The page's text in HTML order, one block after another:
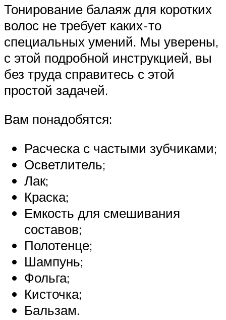
Тонирование балаяж для коротких
волос не требует каких-то
специальных умений. Мы уверены,
с этой подробной инструкцией, вы
без труда справитесь с этой
простой задачей.
Вам понадобятся:
Расческа с частыми зубчиками;
Осветлитель;
Лак;
Краска;
Емкость для смешивания
составов;
Полотенце;
Шампунь;
Фольга;
Кисточка;
Бальзам.